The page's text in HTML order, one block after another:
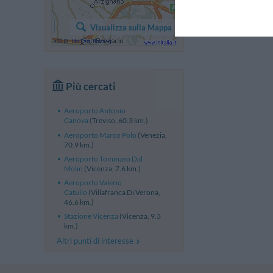
Visualizza sulla Mappa
Più cercati
Aeroporto Antonio
Canova (Treviso, 60.3 km.)
Aeroporto Marco Polo (Venezia,
70.9 km.)
Aeroporto Tommaso Dal
Molin (Vicenza, 7.6 km.)
Aeroporto Valerio
Catullo (Villafranca Di Verona,
46.6 km.)
Stazione Vicenza (Vicenza, 9.3
km.)
Altri punti di interesse